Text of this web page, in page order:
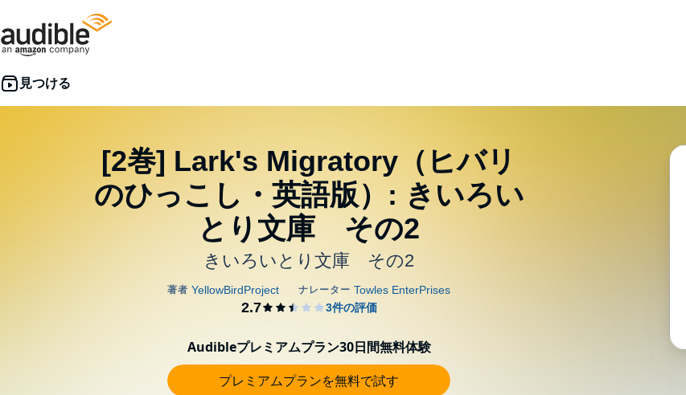
[2巻] Lark's Migratory（ヒバリ
のひっこし・英語版）: きいろい
とり文庫 その2
きいろいとり文庫 その2
Audibleプレミアムプラン30日間無料体験
プレミアムプランを無料で試す